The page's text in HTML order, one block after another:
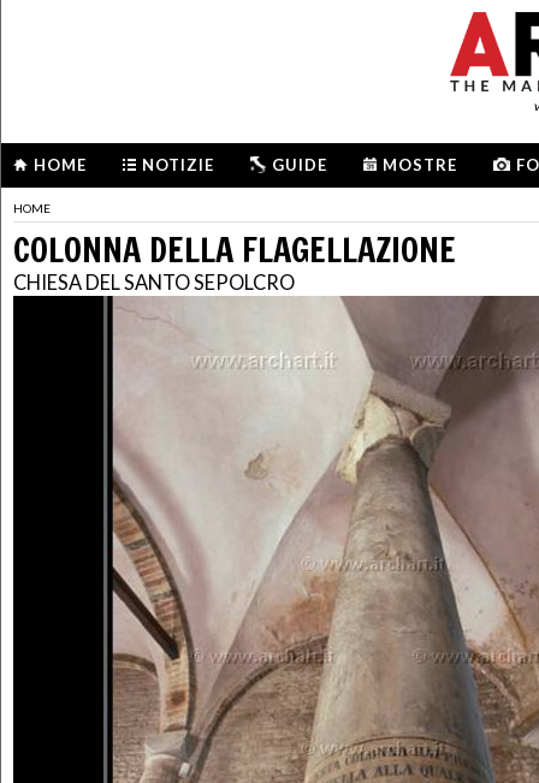
HOME NOTIZIE GUIDE MOSTRE
HOME
COLONNA DELLA FLAGELLAZIONE
CHIESA DEL SANTO SEPOLCRO